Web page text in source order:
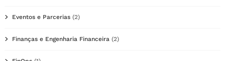
Eventos e Parcerias (2)
Finanças e Engenharia Financeira (2)